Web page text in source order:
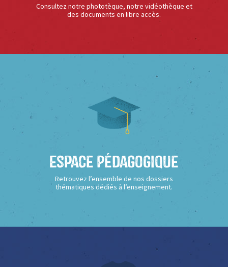
Consultez notre phototèque, notre vidéothèque et
des documents en libre accès.
Espace Pédagogique
Retrouvez l’ensemble de nos dossiers
thématiques dédiés à l’enseignement.